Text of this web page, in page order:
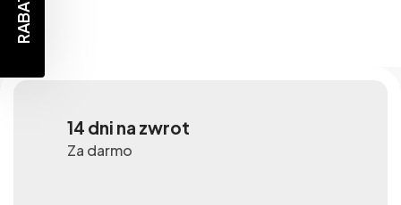
14 dni na zwrot
Za darmo